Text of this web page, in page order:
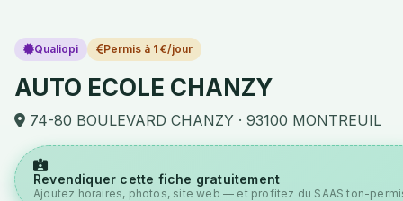
Qualiopi Permis à 1 €/jour
AUTO ECOLE CHANZY
74-80 BOULEVARD CHANZY · 93100 MONTREUIL
Revendiquer cette fiche gratuitement
Ajoutez horaires, photos, site web — et profitez du SAAS ton-